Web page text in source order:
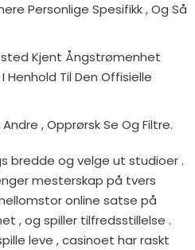
Personlige Spesifikk , Og Så
Kjent Ångstrømenhet
Henhold Til Den Offisielle
, Opprørsk Se Og Filtre.
bredde og velge ut studioer .
mesterskap på tvers
online satse på
, og spiller tilfredsstillelse .
leve , casinoet har raskt